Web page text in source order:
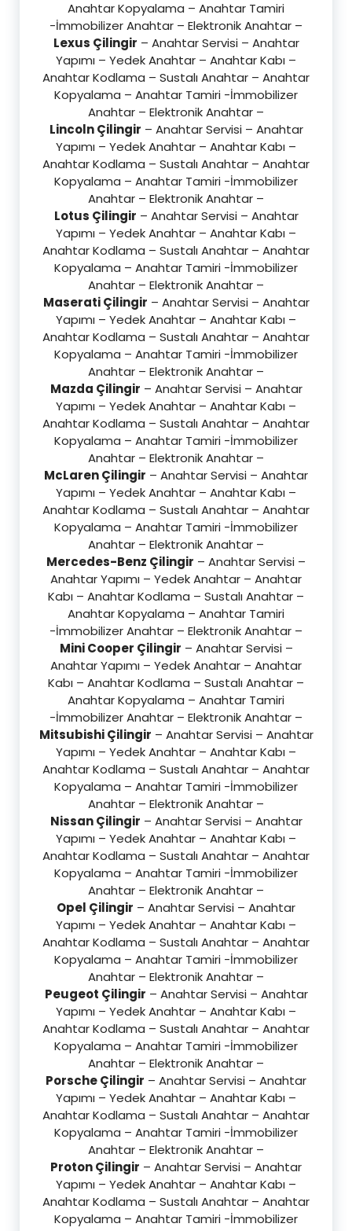
Anahtar Kopyalama – Anahtar Tamiri
-İmmobilizer Anahtar – Elektronik Anahtar –
Lexus Çilingir – Anahtar Servisi – Anahtar
Yapımı – Yedek Anahtar – Anahtar Kabı –
Anahtar Kodlama – Sustalı Anahtar – Anahtar
Kopyalama – Anahtar Tamiri -İmmobilizer
Anahtar – Elektronik Anahtar –
Lincoln Çilingir – Anahtar Servisi – Anahtar
Yapımı – Yedek Anahtar – Anahtar Kabı –
Anahtar Kodlama – Sustalı Anahtar – Anahtar
Kopyalama – Anahtar Tamiri -İmmobilizer
Anahtar – Elektronik Anahtar –
Lotus Çilingir – Anahtar Servisi – Anahtar
Yapımı – Yedek Anahtar – Anahtar Kabı –
Anahtar Kodlama – Sustalı Anahtar – Anahtar
Kopyalama – Anahtar Tamiri -İmmobilizer
Anahtar – Elektronik Anahtar –
Maserati Çilingir – Anahtar Servisi – Anahtar
Yapımı – Yedek Anahtar – Anahtar Kabı –
Anahtar Kodlama – Sustalı Anahtar – Anahtar
Kopyalama – Anahtar Tamiri -İmmobilizer
Anahtar – Elektronik Anahtar –
Mazda Çilingir – Anahtar Servisi – Anahtar
Yapımı – Yedek Anahtar – Anahtar Kabı –
Anahtar Kodlama – Sustalı Anahtar – Anahtar
Kopyalama – Anahtar Tamiri -İmmobilizer
Anahtar – Elektronik Anahtar –
McLaren Çilingir – Anahtar Servisi – Anahtar
Yapımı – Yedek Anahtar – Anahtar Kabı –
Anahtar Kodlama – Sustalı Anahtar – Anahtar
Kopyalama – Anahtar Tamiri -İmmobilizer
Anahtar – Elektronik Anahtar –
Mercedes-Benz Çilingir – Anahtar Servisi –
Anahtar Yapımı – Yedek Anahtar – Anahtar
Kabı – Anahtar Kodlama – Sustalı Anahtar –
Anahtar Kopyalama – Anahtar Tamiri
-İmmobilizer Anahtar – Elektronik Anahtar –
Mini Cooper Çilingir – Anahtar Servisi –
Anahtar Yapımı – Yedek Anahtar – Anahtar
Kabı – Anahtar Kodlama – Sustalı Anahtar –
Anahtar Kopyalama – Anahtar Tamiri
-İmmobilizer Anahtar – Elektronik Anahtar –
Mitsubishi Çilingir – Anahtar Servisi – Anahtar
Yapımı – Yedek Anahtar – Anahtar Kabı –
Anahtar Kodlama – Sustalı Anahtar – Anahtar
Kopyalama – Anahtar Tamiri -İmmobilizer
Anahtar – Elektronik Anahtar –
Nissan Çilingir – Anahtar Servisi – Anahtar
Yapımı – Yedek Anahtar – Anahtar Kabı –
Anahtar Kodlama – Sustalı Anahtar – Anahtar
Kopyalama – Anahtar Tamiri -İmmobilizer
Anahtar – Elektronik Anahtar –
Opel Çilingir – Anahtar Servisi – Anahtar
Yapımı – Yedek Anahtar – Anahtar Kabı –
Anahtar Kodlama – Sustalı Anahtar – Anahtar
Kopyalama – Anahtar Tamiri -İmmobilizer
Anahtar – Elektronik Anahtar –
Peugeot Çilingir – Anahtar Servisi – Anahtar
Yapımı – Yedek Anahtar – Anahtar Kabı –
Anahtar Kodlama – Sustalı Anahtar – Anahtar
Kopyalama – Anahtar Tamiri -İmmobilizer
Anahtar – Elektronik Anahtar –
Porsche Çilingir – Anahtar Servisi – Anahtar
Yapımı – Yedek Anahtar – Anahtar Kabı –
Anahtar Kodlama – Sustalı Anahtar – Anahtar
Kopyalama – Anahtar Tamiri -İmmobilizer
Anahtar – Elektronik Anahtar –
Proton Çilingir – Anahtar Servisi – Anahtar
Yapımı – Yedek Anahtar – Anahtar Kabı –
Anahtar Kodlama – Sustalı Anahtar – Anahtar
Kopyalama – Anahtar Tamiri -İmmobilizer